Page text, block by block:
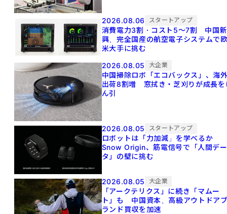
2026.08.06 スタートアップ
消費電力3割・コスト5〜7割 中国新
興、完全国産の航空電子システムで
米大手に挑む
2026.08.05
大企業
中国掃除ロボ「エコバックス」、海
出荷8割増 窓拭き・芝刈りが成長を
ん引
2026.08.05 スタートアップ
ロボットは「力加減」を学べるか
Snow Origin、筋電信号で「人間デー
タ」の壁に挑む
2026.08.05 大企業
「アークテリクス」に続き「マムー
ト」も 中国資本、高級アウトドア
ランド買収を加速